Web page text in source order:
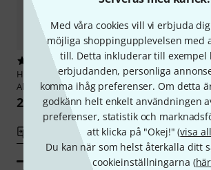
Med våra cookies vill vi erbjuda
möjliga shoppingupplevelsen med
till. Detta inkluderar till exempel
erbjudanden, personliga
komma ihåg preferenser. Om detta
godkänn helt enkelt användningen
preferenser, statistik och
att klicka på "Okej!" (visa
Du kan när som helst återkalla ditt
cookieinställningarna (här
1
Hal Leonard1970s Jazz Play-
Along
272 kr
Hal Leonard
Maiden
285 kr
Jämför